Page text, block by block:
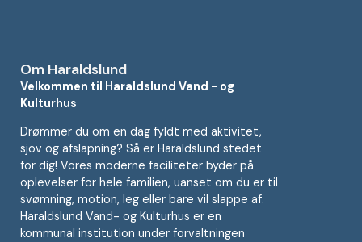
Om Haraldslund
Velkommen til Haraldslund Vand - og
Kulturhus
Drømmer du om en dag fyldt med aktivitet,
sjov og afslapning? Så er Haraldslund stedet
for dig! Vores moderne faciliteter byder på
oplevelser for hele familien, uanset om du er til
svømning, motion, leg eller bare vil slappe af.
Haraldslund Vand- og Kulturhus er en
kommunal institution under forvaltningen